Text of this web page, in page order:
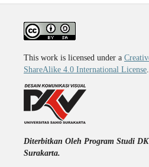
This work is licensed under a
ShareAlike 4.0 International License.
Diterbitkan Oleh Program Studi
Surakarta.